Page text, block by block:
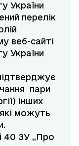
України
перелік
веб-сайті
України
пари
інших
можуть
40 ЗУ „Про